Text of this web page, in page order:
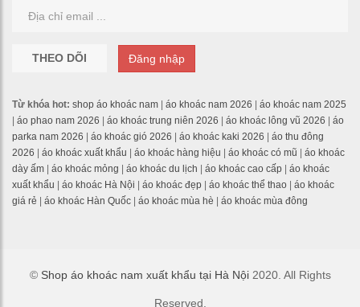
THEO DÕI Đăng nhập
Từ khóa hot: shop áo khoác nam áo khoác nam 2026
áo khoác nam 2025
áo phao nam 2026 áo khoác trung niên 2026 áo khoác lông vũ 2026
áo
parka nam 2026
áo khoác gió 2026 áo khoác kaki 2026
áo thu đông
2026
áo khoác xuất khẩu áo khoác hàng hiệu áo khoác có mũ
áo khoác
dày ấm
áo khoác mỏng áo khoác du lịch áo khoác cao cấp
áo khoác
xuất khẩu
áo khoác Hà Nội áo khoác đẹp áo khoác thể thao
áo khoác
giá rẻ
áo khoác Hàn Quốc áo khoác mùa hè áo khoác mùa đông
© Shop áo khoác nam xuất khẩu tại Hà Nội2020. All Rights
Reserved.